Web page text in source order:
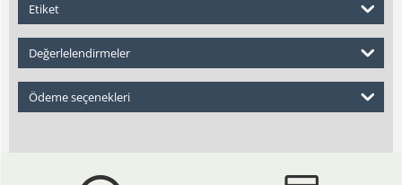
Etiket
Değerlelendirmeler
Ödeme seçenekleri